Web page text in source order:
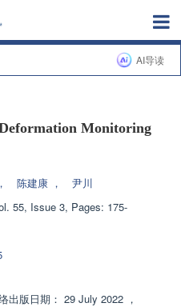
AI导读
Monitoring
， 陈建康 ，
尹川
55, Issue 3, Pages: 175-
出版日期： 29 July 2022 ，